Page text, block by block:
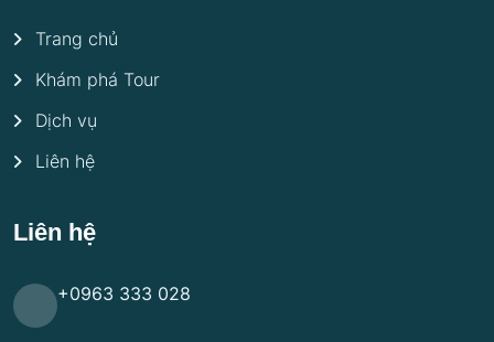
Trang chủ
Khám phá Tour
Dịch vụ
Liên hệ
Liên hệ
+0963 333 028